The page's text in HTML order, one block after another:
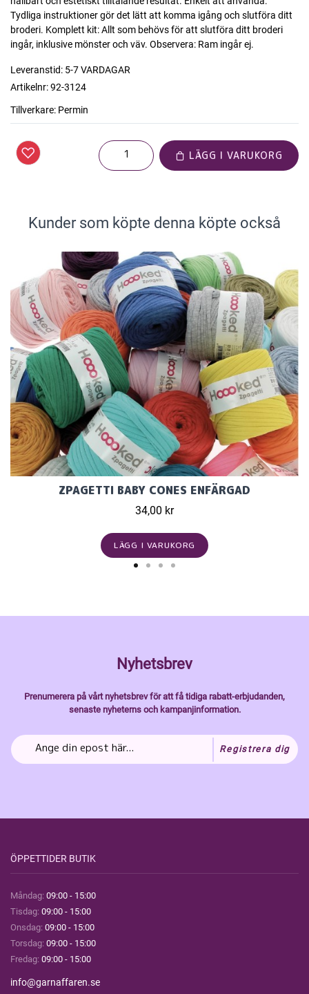
Tydliga instruktioner gör det lätt att komma igång och slutföra ditt
broderi. Komplett kit: Allt som behövs för att slutföra ditt broderi
ingår, inklusive mönster och väv. Observera: Ram ingår ej.
Leveranstid: 5-7 VARDAGAR
Artikelnr:92-3124
Tillverkare: Permin
LÄGG I VARUKORG
Kunder som köpte denna köpte också
ZPAGETTI BABY CONES ENFÄRGAD
34,00 kr
LÄGG I VARUKORG
Nyhetsbrev
Prenumerera på vårt nyhetsbrev för att få tidiga rabatt-erbjudanden,
senaste nyheterns och kampanjinformation.
Registrera dig
ÖPPETTIDER BUTIK
Måndag: 09:00 - 15:00
Tisdag: 09:00 - 15:00
Onsdag: 09:00 - 15:00
Torsdag: 09:00 - 15:00
Fredag: 09:00 - 15:00
info@garnaffaren.se